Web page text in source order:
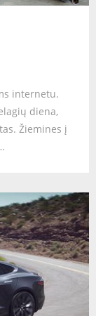
internetu.
diena,
Žiemines į